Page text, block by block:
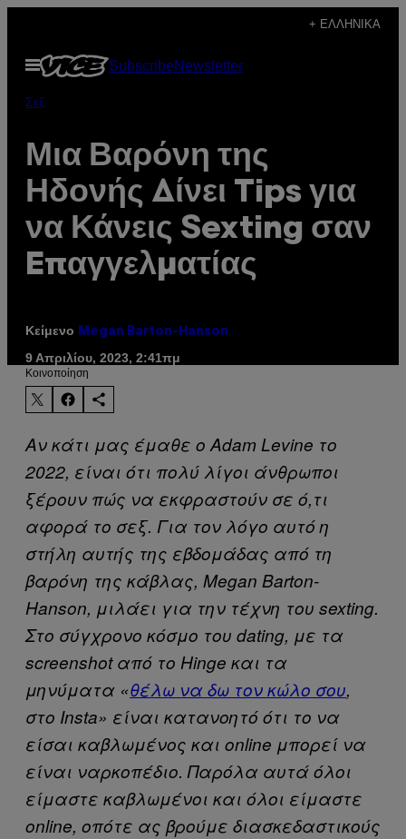
περιεχόμενο
+ ΕΛΛΗΝΙΚΆ
Ανοίξτε
το
SubscribeNewsletter
Σεξ
Μια Βαρόνη της
Ηδονής Δίνει Tips για
να Κάνεις Sexting σαν
Eπαγγελματίας
Κείμενο Megan Barton-Hanson
9 Απριλίου, 2023, 2:41πμ
Kοινοποίηση
Αν κάτι μας έμαθε ο Adam Levine το
2022, είναι ότι πολύ λίγοι άνθρωποι
ξέρουν πώς να εκφραστούν σε ό,τι
αφορά το σεξ. Για τον λόγο αυτό η
στήλη αυτής της εβδομάδας από τη
βαρόνη της κάβλας, Megan Barton-
Hanson, μιλάει για την τέχνη του sexting.
Στο σύγχρονο κόσμο του dating, με τα
screenshot από το Hinge και τα
μηνύματα «θέλω να δω τον κώλο σου,
στο Insta» είναι κατανοητό ότι το να
είσαι καβλωμένος και online μπορεί να
είναι ναρκοπέδιο. Παρόλα αυτά όλοι
είμαστε καβλωμένοι και όλοι είμαστε
online, οπότε ας βρούμε διασκεδαστικούς